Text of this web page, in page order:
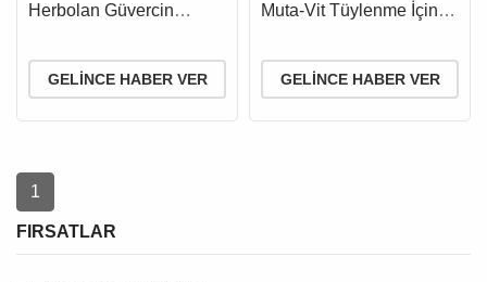
Herbolan Güvercin
Bitkisel Karışım 1 L
GELINCE HABER VER
Muta-Vit Tüylenme İçin
GELINCE HABER VER
1
FIRSATLAR